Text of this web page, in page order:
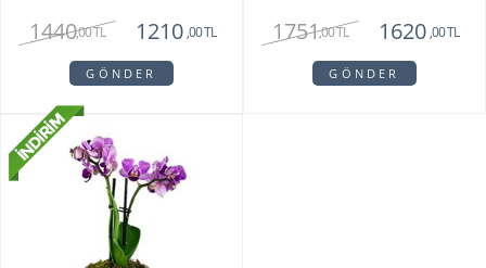
1440,00 TL 1210 ,00 TL
GÖNDER
1751,00 TL 1620 ,00 TL
GÖNDER